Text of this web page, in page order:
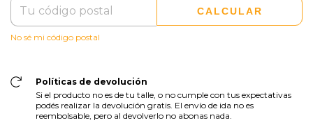
CALCULAR
No sé mi código postal
Políticas de devolución
Si el producto no es de tu talle, o no cumple con tus expectativas
podés realizar la devolución gratis. El envío de ida no es
reembolsable, pero al devolverlo no abonas nada.